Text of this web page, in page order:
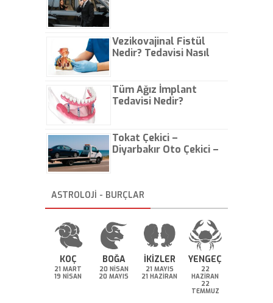
Vezikovajinal Fistül
Nedir? Tedavisi Nasıl
Tüm Ağız İmplant
Tedavisi Nedir?
Tokat Çekici –
Diyarbakır Oto Çekici –
ASTROLOJİ - BURÇLAR
KOÇ
21 MART
19 NİSAN
BOĞA
20 NİSAN
20 MAYIS
İKİZLER
21 MAYIS
21 HAZİRAN
YENGEÇ
22
HAZİRAN
22
TEMMUZ